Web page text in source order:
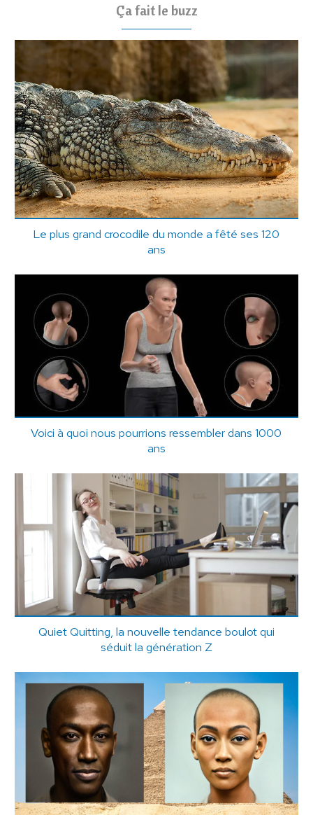
Ça fait le buzz
Le plus grand crocodile du monde a fêté ses 120
ans
Voici à quoi nous pourrions ressembler dans 1000
ans
Quiet Quitting, la nouvelle tendance boulot qui
séduit la génération Z